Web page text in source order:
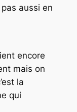
aussi en
encore
mais on
la
qui